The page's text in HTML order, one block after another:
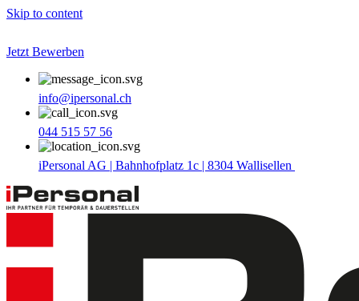
Skip to content
Jetzt Bewerben
info@ipersonal.ch
044 515 57 56
iPersonal AG | Bahnhofplatz 1c | 8304 Wallisellen